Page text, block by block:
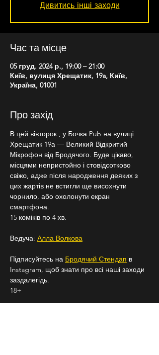
Дивитись інші заходи
Час та місце
05 груд. 2024 р., 19:00 – 21:00
Київ, вулиця Хрещатик, 19a, Київ,
Україна, 01001
Про захід
В цей вівторок , у Бочка Pub на вулиці
Хрещатик 19а — Великий Відкритий
Мікрофон від Бродячого. Буде цікаво,
місцями непристойно і стовідсотково
свіжо, адже після народження деяких з
цих жартів не встигли ще висохнути
чорнило, або охолонути екран
смартфона.
15 коміків по 4 хв.
Ведуча: Алла Волкова
Підписуйтесь на Бродячий Стендап в
Instagram, щоб знати про всі наші заходи
заздалегідь.
18+